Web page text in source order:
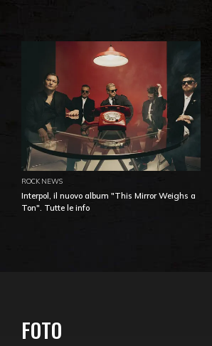
ROCK NEWS
Interpol, il nuovo album "This Mirror Weighs a
Ton". Tutte le info
FOTO